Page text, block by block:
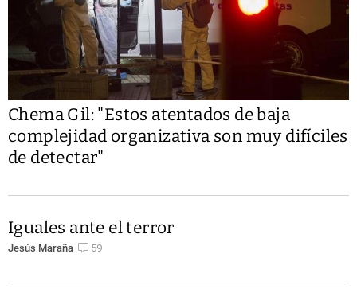
Chema Gil: "Estos atentados de baja
complejidad organizativa son muy difíciles
de detectar"
Iguales ante el terror
Jesús Maraña 59